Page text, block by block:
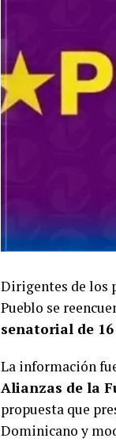
Dirigentes de los
Pueblo se
senatorial de 16
La información
Alianzas de la
propuesta que
Dominicano y